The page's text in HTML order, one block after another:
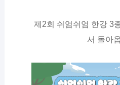
제2회 쉬엄쉬엄 한강 3
서 돌아